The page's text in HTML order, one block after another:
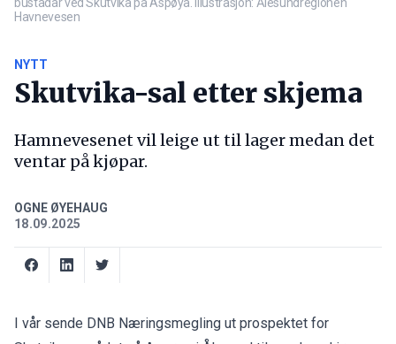
Havnevesen
NYTT
Skutvika-sal etter skjema
Hamnevesenet vil leige ut til lager medan det
ventar på kjøpar.
OGNE ØYEHAUG
18.09.2025
I vår sende DNB Næringsmegling ut prospektet for